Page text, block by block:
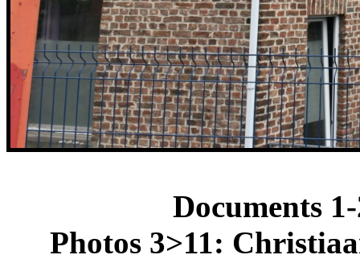
Documents
Photos 3>11: